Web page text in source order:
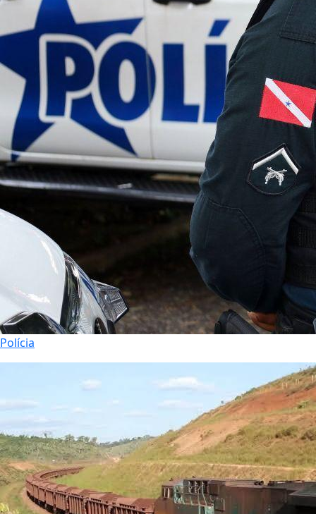
Polícia